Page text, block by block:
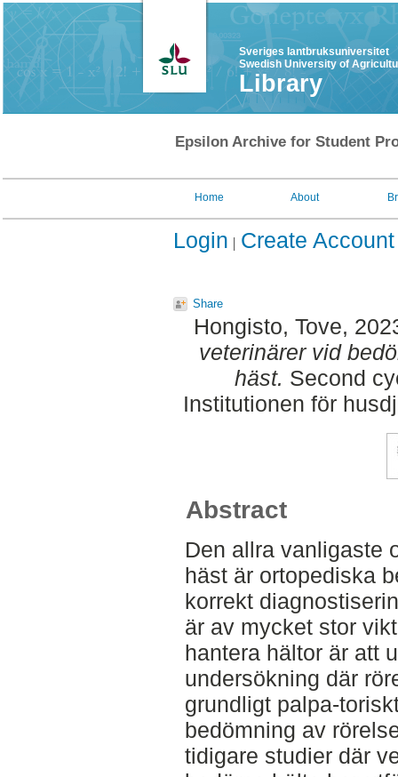
Sveriges lantbruksuniversitet
Swedish University of
Library
Epsilon Archive for Student
Home About
Login Create Account
Share
Hongisto, Tove,
veterinärer vid
häst. Second
Institutionen för
Abstract
Den allra vanligaste
häst är ortopediska
korrekt
är av mycket stor
hantera hältor är att
undersökning där
grundligt palpa-
bedömning av
tidigare studier där